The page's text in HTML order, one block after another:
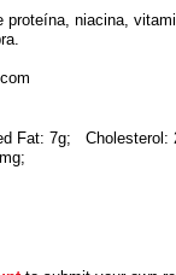
niacina,
Fat: 7g; Cholesterol: